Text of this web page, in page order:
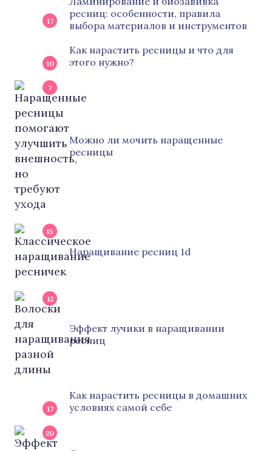
17
ресниц: особенности, правила
выбора материалов и инструментов
10
Как нарастить ресницы и что для
этого нужно?
7
Можно ли мочить наращенные
ресницы
15
Наращивание ресниц 1d
12
Эффект лучики в наращивании
ресниц
17
Как нарастить ресницы в домашних
условиях самой себе
20